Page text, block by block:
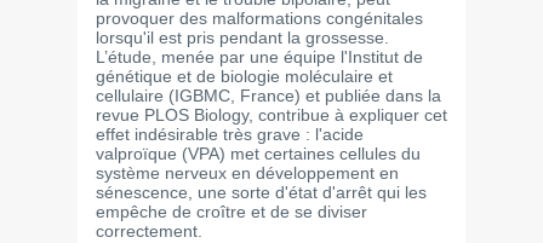
provoquer des malformations congénitales
lorsqu'il est pris pendant la grossesse.
L’étude, menée par une équipe l'Institut de
génétique et de biologie moléculaire et
cellulaire (IGBMC, France) et publiée dans la
revue PLOS Biology, contribue à expliquer cet
effet indésirable très grave : l'acide
valproïque (VPA) met certaines cellules du
système nerveux en développement en
sénescence, une sorte d'état d'arrêt qui les
empêche de croître et de se diviser
correctement.